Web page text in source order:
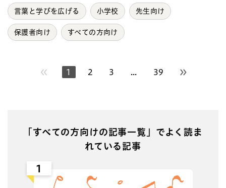
言葉と学びを広げる 小学校 先生向け
保護者向け すべての方向け
1 2 3 39 次のページ
「すべての方向けの記事一覧」でよく読ま
れている記事
1